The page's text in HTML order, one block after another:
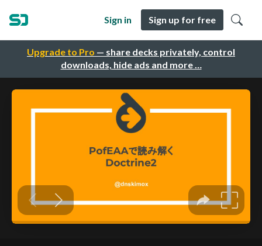
Upgrade to Pro — share decks privately, control
downloads, hide ads and more …
Sign in Sign up for free